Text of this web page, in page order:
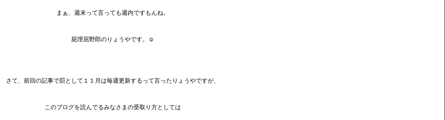
まぁ、週末って言っても週内ですもんね。
屁理屈野郎のりょうやです。☺️
さて、前回の記事で罰として１１月は毎週更新するって言ったりょうやですが、
このブログを読んでるみなさまの受取り方としては